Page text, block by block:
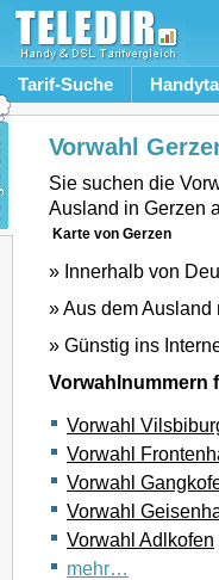
Tarif-Suche
Vorwahl
Sie suchen die
Ausland in Gerzen
Karte von Gerzen
» Innerhalb von
» Aus dem Ausland
» Günstig ins
Vorwahlnummern
Vorwahl
Vorwahl
Vorwahl
Vorwahl
Vorwahl Adlkofen
mehr…